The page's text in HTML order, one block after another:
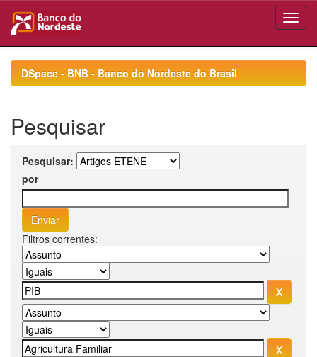
navigationDSpace - BNB - Banco do Nordeste do Brasil
Pesquisar
Pesquisar:
por
Filtros correntes: